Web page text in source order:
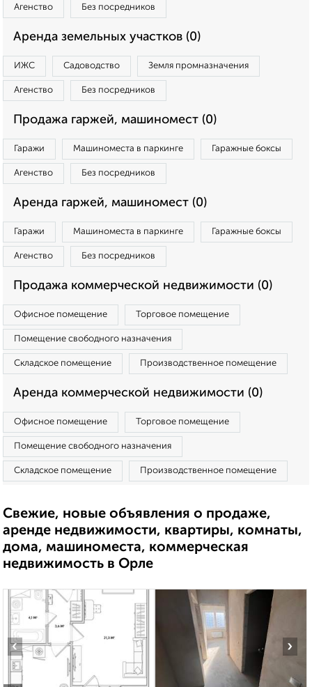
Агенство Без посредников
Аренда земельных участков (0)
ИЖС Садоводство Земля промназначения
Агенство Без посредников
Продажа гаржей, машиномест (0)
Гаражи Машиноместа в паркинге Гаражные боксы
Агенство Без посредников
Аренда гаржей, машиномест (0)
Гаражи Машиноместа в паркинге Гаражные боксы
Агенство Без посредников
Продажа коммерческой недвижимости (0)
Офисное помещение Торговое помещение
Помещение свободного назначения
Складское помещение Производственное помещение
Аренда коммерческой недвижимости (0)
Офисное помещение Торговое помещение
Помещение свободного назначения
Складское помещение Производственное помещение
Свежие, новые объявления о продаже,
аренде недвижимости, квартиры, комнаты,
дома, машиноместа, коммерческая
недвижимость в Орле
‹ ›